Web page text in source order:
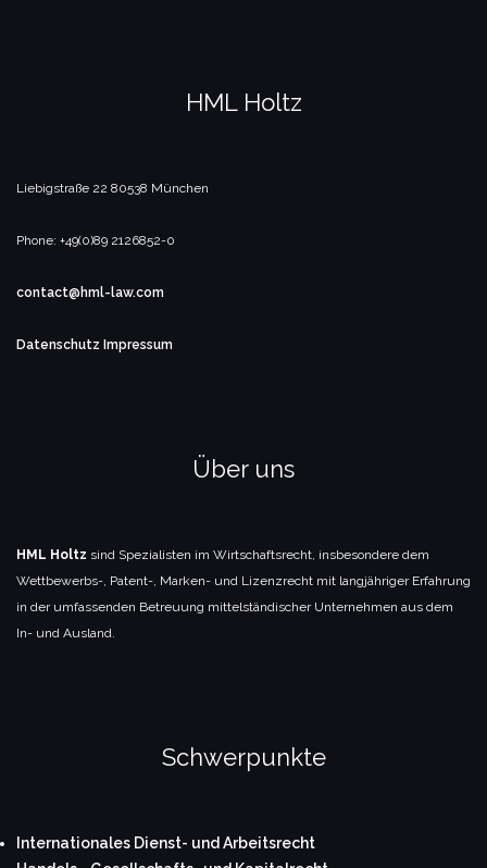
HML Holtz
Liebigstraße 22 80538 München
Phone: +49(0)89 2126852-0
contact@hml-law.com
Datenschutz Impressum
Über uns
HML Holtz sind Spezialisten im Wirtschaftsrecht, insbesondere dem
Wettbewerbs-, Patent-, Marken- und Lizenzrecht mit langjähriger Erfahrung
in der umfassenden Betreuung mittelständischer Unternehmen aus dem
In- und Ausland.
Schwerpunkte
Internationales Dienst- und Arbeitsrecht